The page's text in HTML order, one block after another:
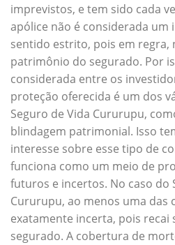
imprevistos, e tem sido cada
apólice não é considerada um
sentido estrito, pois em regra,
patrimônio do segurado. Por
considerada entre os
proteção oferecida é um dos
Seguro de Vida Cururupu,
blindagem patrimonial. Isso
interesse sobre esse tipo de
funciona como um meio de
futuros e incertos. No caso do
Cururupu, ao menos uma das
exatamente incerta, pois recai
segurado. A cobertura de